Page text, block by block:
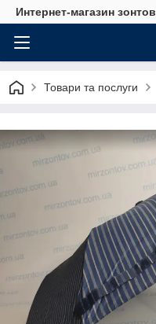
Интернет-магазин зонтов
Товари та послуги